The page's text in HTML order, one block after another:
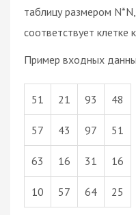
таблицу размером
соответствует клетке
Пример входных
51 21 93 48
57 43 97 51
63 16 31 16
10 57 64 25